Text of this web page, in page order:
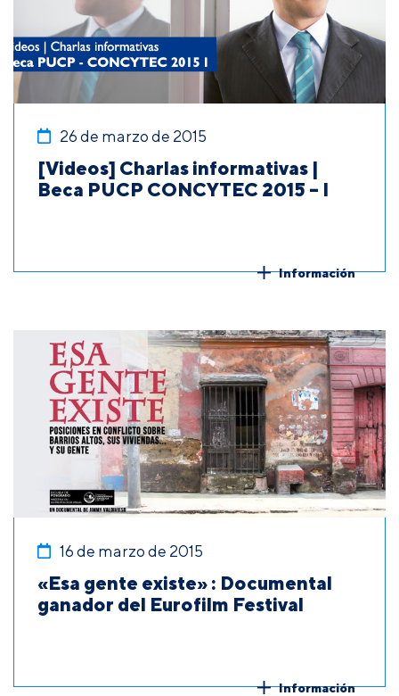
26 de marzo de 2015
[Videos] Charlas informativas |
Beca PUCP CONCYTEC 2015 – I
Información
16 de marzo de 2015
«Esa gente existe» : Documental
ganador del Eurofilm Festival
Información